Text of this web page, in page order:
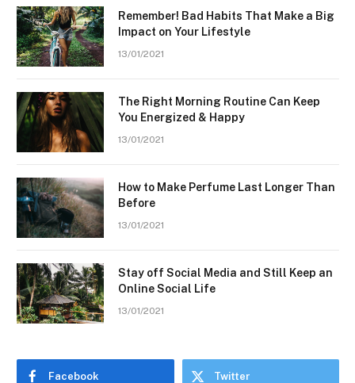
Remember! Bad Habits That Make a Big
Impact on Your Lifestyle
13/01/2021
The Right Morning Routine Can Keep
You Energized & Happy
13/01/2021
How to Make Perfume Last Longer Than
Before
13/01/2021
Stay off Social Media and Still Keep an
Online Social Life
13/01/2021
Facebook Twitter